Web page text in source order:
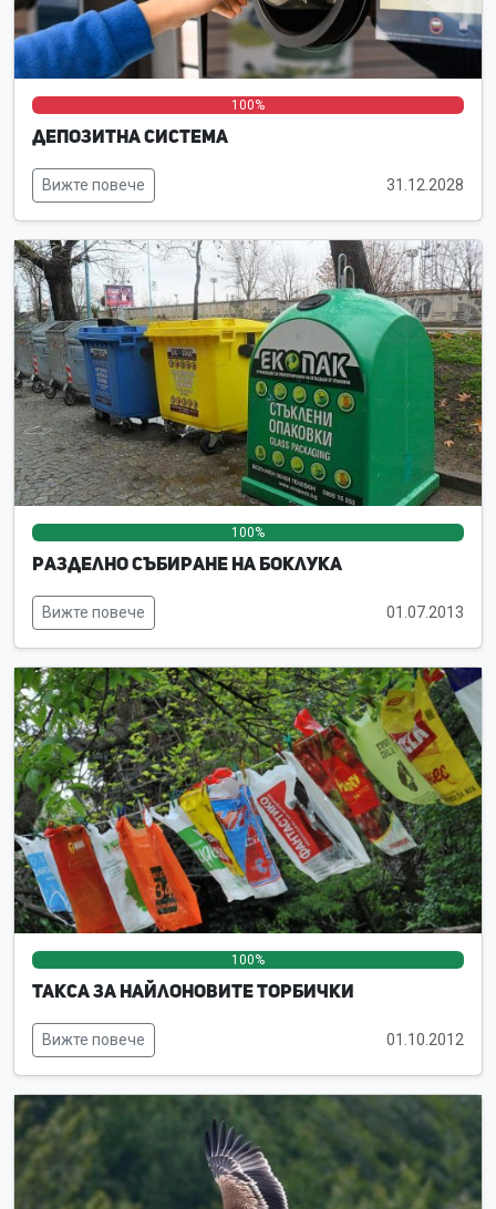
0%
0% 100%
Депозитна система
Вижте повече 31.12.2028
100%
Разделно събиране на боклука
Вижте повече 01.07.2013
100%
Такса за найлоновите торбички
Вижте повече 01.10.2012